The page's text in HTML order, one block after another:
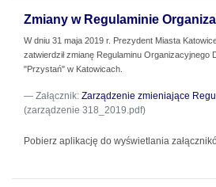
Zmiany w Regulaminie
W dniu 31 maja 2019 r. Prezydent Miasta
zatwierdził zmianę Regulaminu Organizacyjnego
"Przystań" w Katowicach.
Załącznik: Zarządzenie zmieniające
(zarządzenie 318_2019.pdf)
Pobierz aplikację do wyświetlania